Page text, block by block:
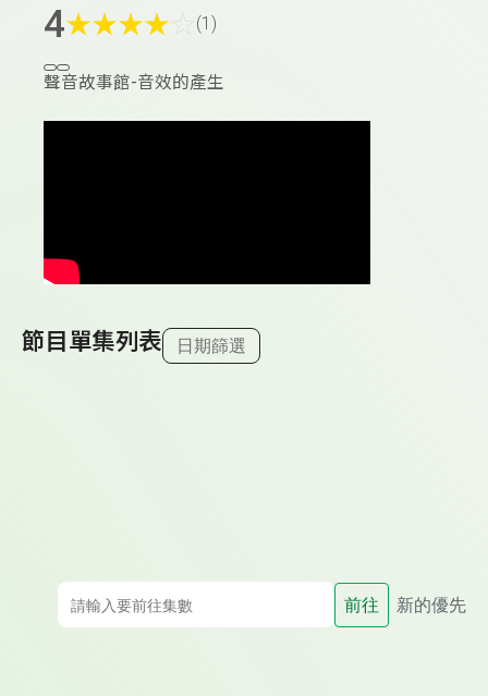
4★★★★ (1)
聲音故事館-音效的產生
節目單集列表 日期篩選
前往 新的優先